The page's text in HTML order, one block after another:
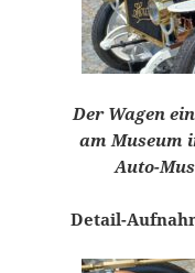
Der Wagen
am Museum
Auto-
Detail-